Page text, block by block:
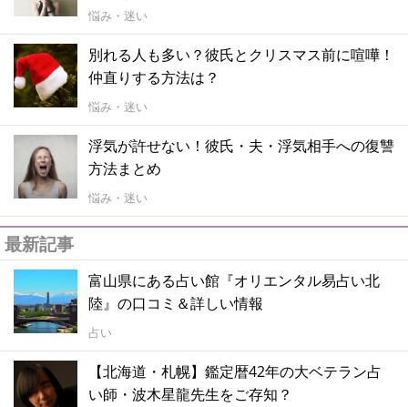
悩み・迷い
別れる人も多い？彼氏とクリスマス前に喧嘩！
仲直りする方法は？
悩み・迷い
浮気が許せない！彼氏・夫・浮気相手への復讐
方法まとめ
悩み・迷い
最新記事
富山県にある占い館『オリエンタル易占い北
陸』の口コミ＆詳しい情報
占い
【北海道・札幌】鑑定暦42年の大ベテラン占
い師・波木星龍先生をご存知？